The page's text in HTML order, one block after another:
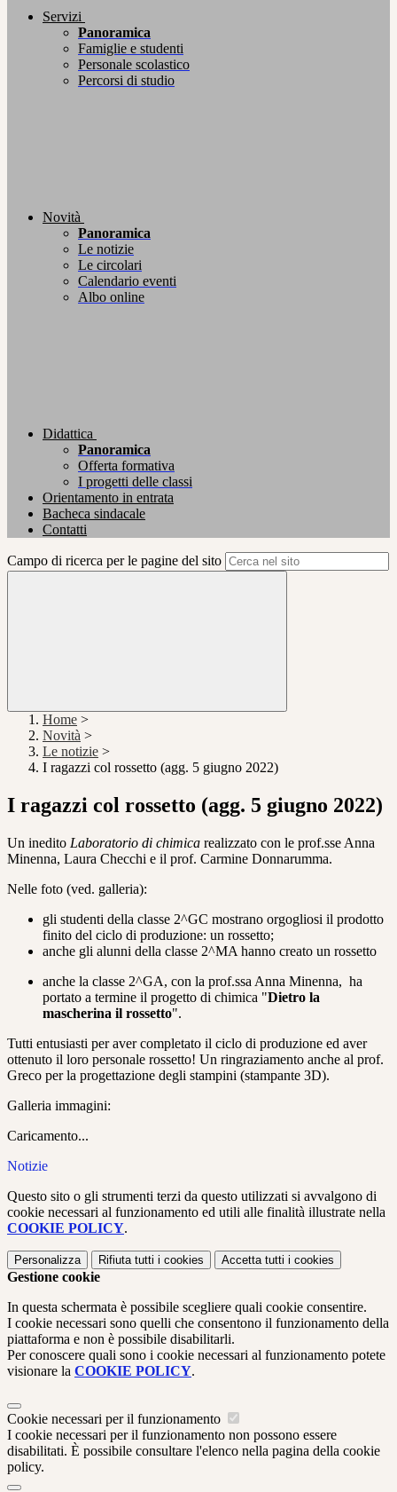
Servizi
Panoramica
Famiglie e studenti
Personale scolastico
Percorsi di studio
Novità
Panoramica
Le notizie
Le circolari
Calendario eventi
Albo online
Didattica
Panoramica
Offerta formativa
I progetti delle classi
Orientamento in entrata
Bacheca sindacale
Contatti
Campo di ricerca per le pagine del sito
Home >
Novità >
Le notizie >
I ragazzi col rossetto (agg. 5 giugno 2022)
I ragazzi col rossetto (agg. 5 giugno 2022)
Un inedito Laboratorio di chimica realizzato con le prof.sse Anna
Minenna, Laura Checchi e il prof. Carmine Donnarumma.
Nelle foto (ved. galleria):
gli studenti della classe 2^GC mostrano orgogliosi il prodotto
finito del ciclo di produzione: un rossetto;
anche gli alunni della classe 2^MA hanno creato un rossetto
anche la classe 2^GA, con la prof.ssa Anna Minenna, ha
portato a termine il progetto di chimica "Dietro la
mascherina il rossetto".
Tutti entusiasti per aver completato il ciclo di produzione ed aver
ottenuto il loro personale rossetto! Un ringraziamento anche al prof.
Greco per la progettazione degli stampini (stampante 3D).
Galleria immagini:
Caricamento...
Notizie
Questo sito o gli strumenti terzi da questo utilizzati si avvalgono di
cookie necessari al funzionamento ed utili alle finalità illustrate nella
COOKIE POLICY.
Personalizza Rifiuta tutti i cookies Accetta tutti i cookies
Gestione cookie
In questa schermata è possibile scegliere quali cookie consentire.
I cookie necessari sono quelli che consentono il funzionamento della
piattaforma e non è possibile disabilitarli.
Per conoscere quali sono i cookie necessari al funzionamento potete
visionare la COOKIE POLICY.
Cookie necessari per il funzionamento
I cookie necessari per il funzionamento non possono essere
disabilitati. È possibile consultare l'elenco nella pagina della cookie
policy.